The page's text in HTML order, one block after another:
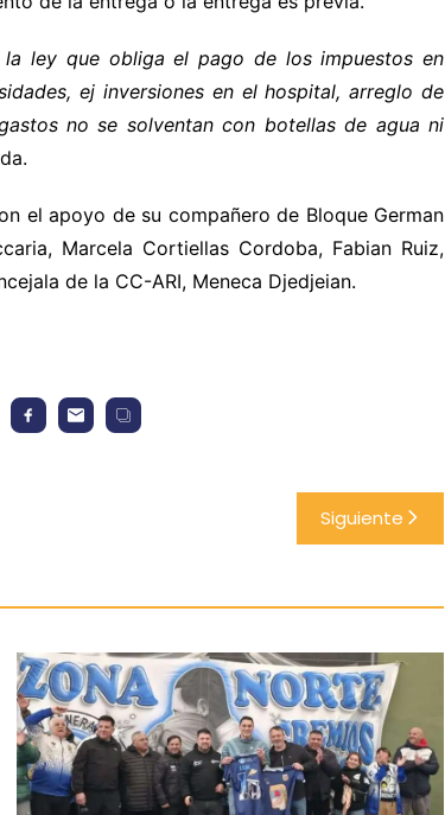
ley que obliga el pago de los impuestos en
ej inversiones en el hospital, arreglo de
no se solventan con botellas de agua ni
el apoyo de su compañero de Bloque German
Marcela Cortiellas Cordoba, Fabian Ruiz,
de la CC-ARI, Meneca Djedjeian.
Siguiente